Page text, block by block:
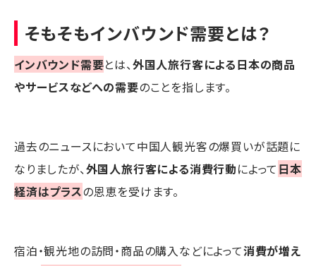
そもそもインバウンド需要とは？
インバウンド需要とは、外国人旅行客による日本の商品
やサービスなどへの需要のことを指します。
過去のニュースにおいて中国人観光客の爆買いが話題に
なりましたが、外国人旅行客による消費行動によって 日本
経済はプラスの恩恵を受けます。
宿泊・観光地の訪問・商品の購入などによって消費が増え